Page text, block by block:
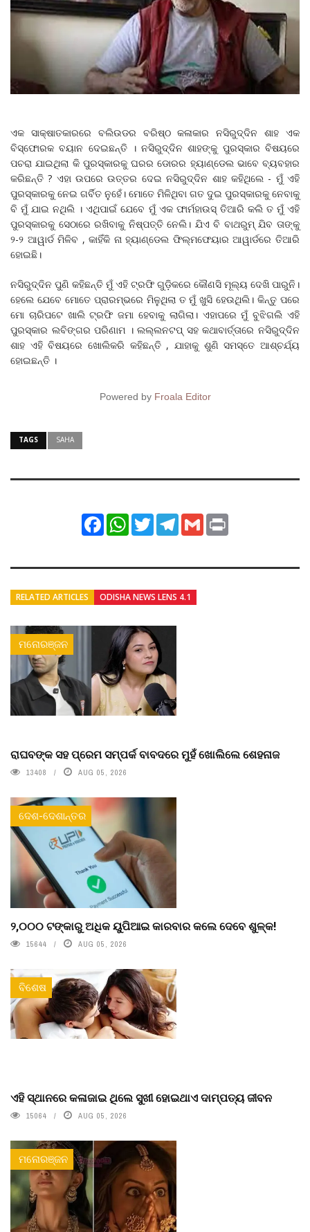
ଏକ ସାକ୍ଷାତକାରରେ ବଲିଉଡର ବରିଷ୍ଠ କଳାକାର ନସିରୁଦ୍ଦିନ ଶାହ ଏକ
ବିସ୍ଫୋରକ ବୟାନ ଦେଇଛନ୍ତି । ନସିରୁଦ୍ଦିନ ଶାହଙ୍କୁ ପୁରସ୍କାର ବିଷୟରେ
ପଚରା ଯାଇଥିଲା କି ପୁରସ୍କାରକୁ ଘରର ଡୋରର ହ୍ୟାଣ୍ଡେଲ ଭାବେ ବ୍ୟବହାର
କରିଛନ୍ତି ? ଏହା ଉପରେ ଉତ୍ତର ଦେଇ ନସିରୁଦ୍ଦିନ ଶାହ କହିଥିଲେ - ମୁଁ ଏହି
ପୁରସ୍କାରକୁ ନେଇ ଗର୍ବିତ ନୁହେଁ। ମୋତେ ମିଳିଥିବା ଗତ ଦୁଇ ପୁରସ୍କାରକୁ ନେବାକୁ
ବି ମୁଁ ଯାଇ ନଥିଲି । ଏଥିପାଇଁ ଯେବେ ମୁଁ ଏକ ଫାର୍ମହାଉସ୍‌ ତିଆରି କଲି ତ ମୁଁ ଏହି
ପୁରସ୍କାରକୁ ସେଠାରେ ରଖିବାକୁ ନିଷ୍ପତ୍ତି ନେଲି। ଯିଏ ବି ବାଥରୁମ୍‌ ଯିବ ତାଙ୍କୁ
୨-୨ ଆୱାର୍ଡ ମିଳିବ , କାହିଁକି ନା ହ୍ୟାଣ୍ଡେଲ ଫିଲ୍ମଫେୟାର ଆୱାର୍ଡରେ ତିଆରି
ହୋଇଛି।
ନସିରୁଦ୍ଦିନ ପୁଣି କହିଛନ୍ତି ମୁଁ ଏହି ଟ୍ରଫି ଗୁଡ଼ିକରେ କୌଣସି ମୂଲ୍ୟ ଦେଖି ପାରୁନି।
ହେଲେ ଯେବେ ମୋତେ ପ୍ରାରମ୍ଭରେ ମିଳୁଥିଲା ତ ମୁଁ ଖୁସି ହେଉଥିଲି। କିନ୍ତୁ ପରେ
ମୋ ଚାରିପଟେ ଖାଲି ଟ୍ରଫି ଜମା ହେବାକୁ ଲାଗିଲା। ଏହାପରେ ମୁଁ ବୁଝିଗଲି ଏହି
ପୁରସ୍କାର ଲବିଙ୍ଗର ପରିଣାମ । ଲଲ୍ଲନଟପ୍‌ ସହ କଥାବାର୍ତ୍ତାରେ ନସିରୁଦ୍ଦିନ
ଶାହ ଏହି ବିଷୟରେ ଖୋଲିକରି କହିଛନ୍ତି , ଯାହାକୁ ଶୁଣି ସମସ୍ତେ ଆଶ୍ଚର୍ଯ୍ୟ
ହୋଇଛନ୍ତି ।
Powered by Froala Editor
TAGS SAHA
FacebookWhatsApp
TwitterTelegram
Gmail
RELATED ARTICLES ODISHA NEWS LENS 4.1
ମନୋରଞ୍ଜନ
ରାଘବଙ୍କ ସହ ପ୍ରେମ ସମ୍ପର୍କ ବାବଦରେ ମୁହଁ ଖୋଲିଲେ ଶେହନାଜ
13408 AUG 05, 2026
ଦେଶ-ଦେଶାନ୍ତର
୨,୦୦୦ ଟଙ୍କାରୁ ଅଧିକ ୟୁପିଆଇ କାରବାର କଲେ ଦେବେ ଶୁଳ୍କ!
15644 AUG 05, 2026
ବିଶେଷ
ଏହି ସ୍ଥାନରେ କଳାଜାଇ ଥିଲେ ସୁଖୀ ହୋଇଥାଏ ଦାମ୍ପତ୍ୟ ଜୀବନ
15064 AUG 05, 2026
ମନୋରଞ୍ଜନ